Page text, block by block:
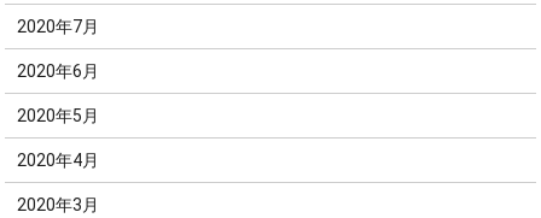
2020年7月
2020年6月
2020年5月
2020年4月
2020年3月